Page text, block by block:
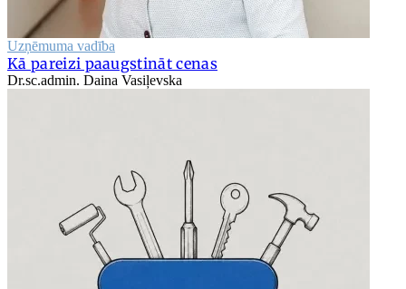
Uzņēmuma vadība
Kā pareizi paaugstināt cenas
Dr.sc.admin. Daina Vasiļevska